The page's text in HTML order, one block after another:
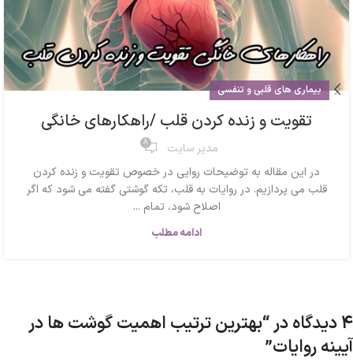
بیماری های قلبی و تنفسی
تقویت و زنده کردن قلب /راهکارهای خانگی
مدیر سایت 8
در این مقاله به توضیحات روایی در خصوص تقویت و زنده کردن
قلب می پردازیم. در روایات به قلب، تکه گوشتی گفته می شود که اگر
اصلاح شود، تمام ...
ادامه مطلب
4 دیدگاه در “
بهترین ترتیب اهمیت گوشت ها در
آیینه روایات”